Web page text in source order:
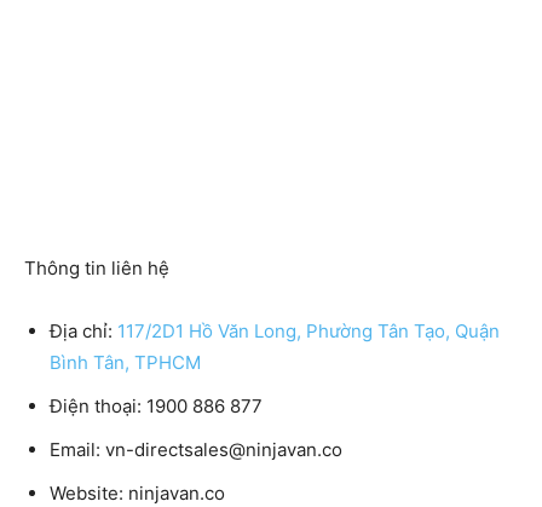
Thông tin liên hệ
Địa chỉ: 117/2D1 Hồ Văn Long, Phường Tân Tạo, Quận
Bình Tân, TPHCM
Điện thoại: 1900 886 877
Email: vn-directsales@ninjavan.co
Website: ninjavan.co